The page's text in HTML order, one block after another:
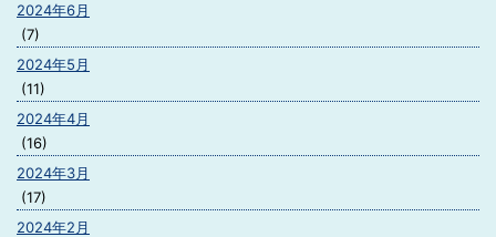
2024年6月
(7)
2024年5月
(11)
2024年4月
(16)
2024年3月
(17)
2024年2月